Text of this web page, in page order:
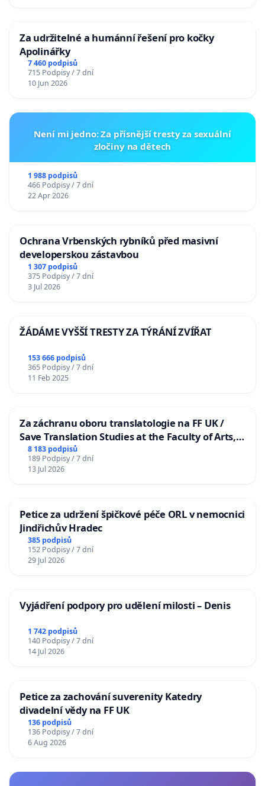
Za udržitelné a humánní řešení pro kočky
Apolinářky
7 460 podpisů
715 Podpisy / 7 dní
10 Jun 2026
Není mi jedno: Za přísnější tresty za sexuální
zločiny na dětech
1 988 podpisů
466 Podpisy / 7 dní
22 Apr 2026
Ochrana Vrbenských rybníků před masivní
developerskou zástavbou
1 307 podpisů
375 Podpisy / 7 dní
3 Jul 2026
ŽÁDÁME VYŠŠÍ TRESTY ZA TÝRÁNÍ ZVÍŘAT
153 666 podpisů
365 Podpisy / 7 dní
11 Feb 2025
Za záchranu oboru translatologie na FF UK /
Save Translation Studies at the Faculty of Arts,
Charles University
8 183 podpisů
189 Podpisy / 7 dní
13 Jul 2026
Petice za udržení špičkové péče ORL v nemocnici
Jindřichův Hradec
385 podpisů
152 Podpisy / 7 dní
29 Jul 2026
Vyjádření podpory pro udělení milosti – Denis
1 742 podpisů
140 Podpisy / 7 dní
14 Jul 2026
Petice za zachování suverenity Katedry
divadelní vědy na FF UK
136 podpisů
136 Podpisy / 7 dní
6 Aug 2026